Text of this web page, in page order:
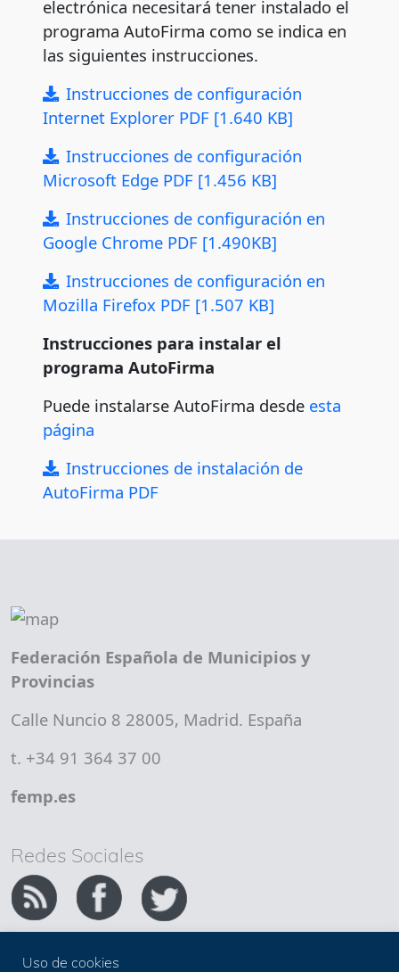
electrónica necesitará tener instalado el
programa AutoFirma como se indica en
las siguientes instrucciones.
Instrucciones de configuración
Internet Explorer PDF [1.640 KB]
Instrucciones de configuración
Microsoft Edge PDF [1.456 KB]
Instrucciones de configuración en
Google Chrome PDF [1.490KB]
Instrucciones de configuración en
Mozilla Firefox PDF [1.507 KB]
Instrucciones para instalar el
programa AutoFirma
Puede instalarse AutoFirma desde esta
página
Instrucciones de instalación de
AutoFirma PDF
Federación Española de Municipios y
Provincias
Calle Nuncio 8 28005, Madrid. España
t. +34 91 364 37 00
femp.es
Redes Sociales
Uso de cookies